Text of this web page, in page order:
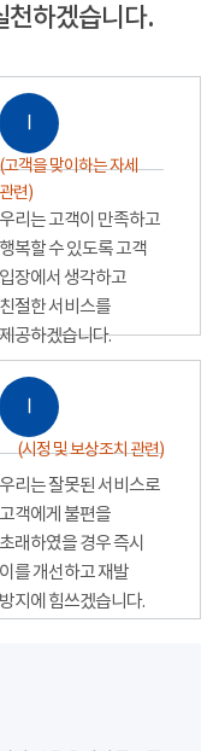
천하겠습니다.
Ⅰ
(고객을 맞이하는 자세
관련)
우리는 고객이 만족하고
행복할 수 있도록 고객
입장에서 생각하고
친절한 서비스를
제공하겠습니다.
Ⅰ
(시정 및 보상조치 관련)
우리는 잘못된 서비스로
고객에게 불편을
초래하였을 경우 즉시
이를 개선하고 재발
방지에 힘쓰겠습니다.